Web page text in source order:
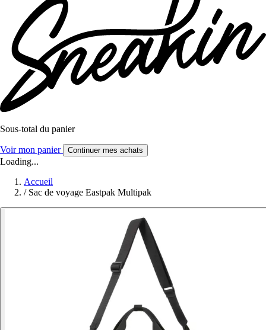
Sous-total du panier
Voir mon panier Continuer mes achats
Loading...
Accueil
/ Sac de voyage Eastpak Multipak